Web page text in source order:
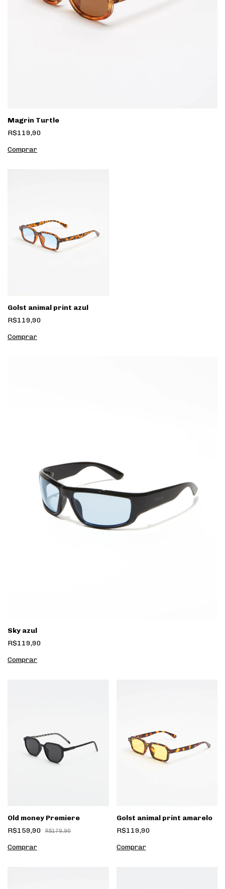
Magrin Turtle
R$119,90
Golst animal print azul
R$119,90
Sky azul
R$119,90
Old money Premiere
R$159,90
R$179,90
Golst animal print amarelo
R$119,90